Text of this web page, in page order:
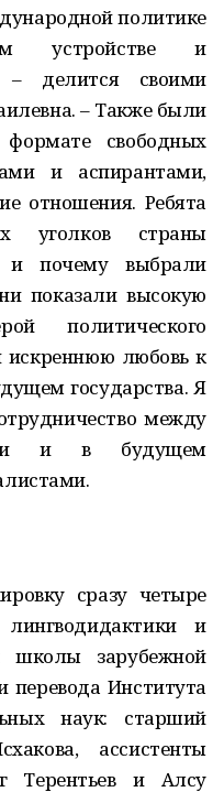
политике
устройстве и
– делится своими
– Также были
свободных
и аспирантами,
отношения. Ребята
уголков страны
и почему выбрали
показали высокую
политического
любовь к
государства. Я
между
и в будущем
сразу четыре
и
школы зарубежной
перевода Института
наук: старший
ассистенты
Терентьев и Алсу